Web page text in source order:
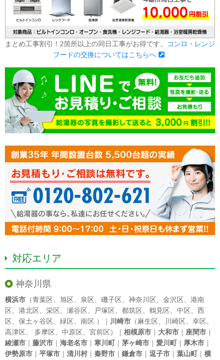
まとめ工事割引！2箇所以上の同日工事がお得です。
コンロ・レンジ
フードの交換についてはこちらへ
対応エリア
神奈川県
横浜市 （青葉区、 旭区、 泉区、 磯子区、 神奈川区、 金沢区、 港南
区、 港北区、 栄区、 瀬谷区、 戸塚区、 都筑区、 鶴見区、 中区、 西
区、 保土ヶ谷区、 緑区、 南区 ）｜ 川崎市 （麻生区、 川崎区、 幸区、
高津区、 多摩区、 中原区、 宮前区）｜ 相模原市 ｜ 大和市 ｜ 座間市 ｜
綾瀬市 ｜ 藤沢市 ｜ 海老名市 ｜ 寒川町｜ 茅ヶ崎市 ｜ 愛川町｜ 厚木市 ｜
伊勢原市 ｜ 平塚市 ｜ 清川村｜ 秦野市 ｜ 鎌倉市 ｜ 逗子市 ｜ 葉山町｜ 横